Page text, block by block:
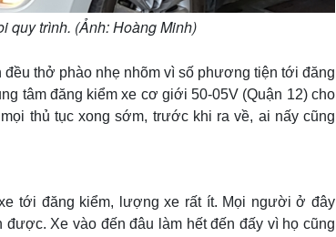
quy trình. (Ảnh: Hoàng Minh)
thở phào nhẹ nhõm vì số phương tiện tới đăng
tâm đăng kiểm xe cơ giới 50-05V (Quận 12) cho
thủ tục xong sớm, trước khi ra về, ai nấy cũng
tới đăng kiểm, lượng xe rất ít. Mọi người ở đây
Xe vào đến đâu làm hết đến đấy vì họ cũng